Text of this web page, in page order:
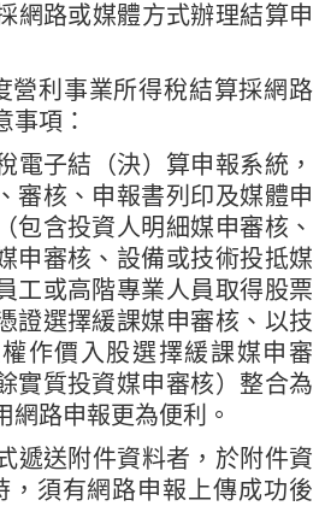
網路或媒體方式辦理結算申
營利事業所得稅結算採網路
事項：
電子結（決）算申報系統，
審核、申報書列印及媒體申
包含投資人明細媒申審核、
申審核、設備或技術投抵媒
工或高階專業人員取得股票
證選擇緩課媒申審核、以技
作價入股選擇緩課媒申審
實質投資媒申審核）整合為
網路申報更為便利。
遞送附件資料者，於附件資
，須有網路申報上傳成功後